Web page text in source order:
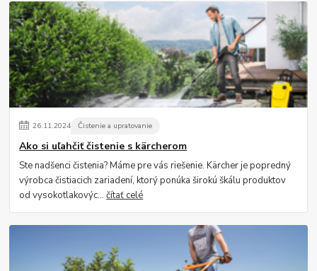
26.11.2024 Čistenie a upratovanie
Ako si uľahčiť čistenie s kärcherom
Ste nadšenci čistenia? Máme pre vás riešenie. Kärcher je popredný
výrobca čistiacich zariadení, ktorý ponúka širokú škálu produktov
od vysokotlakovýc...čítať celé